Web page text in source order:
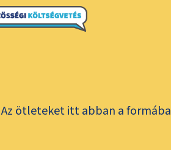
Az ötleteket itt abban a